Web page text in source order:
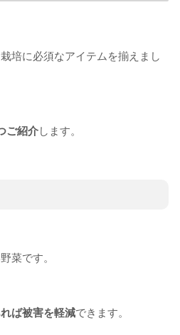
培に必須なアイテムを揃えまし
ご紹介します。
菜です。
ば被害を軽減できます。